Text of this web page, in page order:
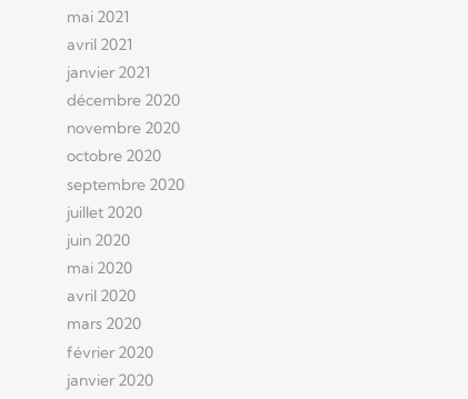
mai 2021
avril 2021
janvier 2021
décembre 2020
novembre 2020
octobre 2020
septembre 2020
juillet 2020
juin 2020
mai 2020
avril 2020
mars 2020
février 2020
janvier 2020